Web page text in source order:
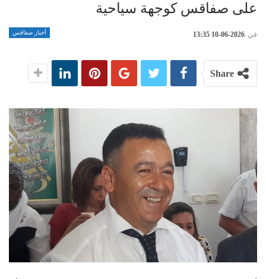
على صفاقس كوجهة سياحية
أخبار صفاقس في 2026-06-10 13:35
Share